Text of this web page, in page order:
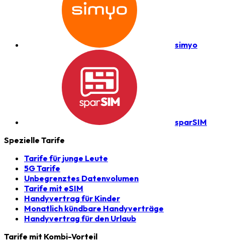
simyo
sparSIM
Spezielle Tarife
Tarife für junge Leute
5G Tarife
Unbegrenztes Datenvolumen
Tarife mit eSIM
Handyvertrag für Kinder
Monatlich kündbare Handyverträge
Handyvertrag für den Urlaub
Tarife mit Kombi-Vorteil